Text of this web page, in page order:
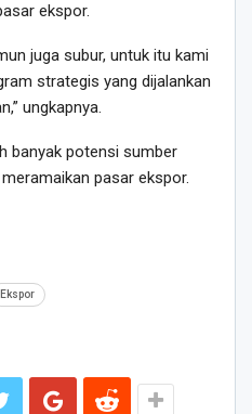
ekspor.
juga subur, untuk itu kami
strategis yang dijalankan
ungkapnya.
banyak potensi sumber
pasar ekspor.
Ekspor